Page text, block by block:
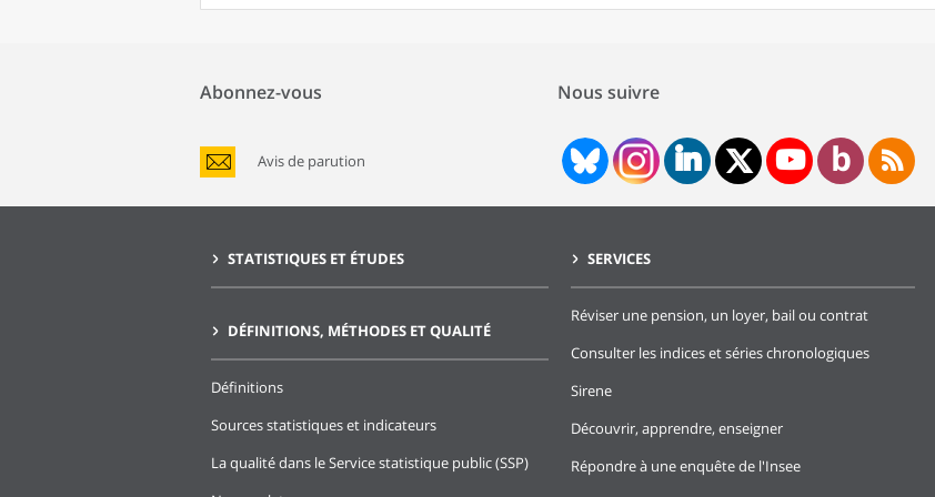
Abonnez-vous
Avis de parution
Nous suivre
STATISTIQUES ET ÉTUDES
DÉFINITIONS, MÉTHODES ET QUALITÉ
Définitions
Sources statistiques et indicateurs
La qualité dans le Service statistique public (SSP)
SERVICES
Réviser une pension, un loyer, bail ou contrat
Consulter les indices et séries chronologiques
Sirene
Découvrir, apprendre, enseigner
Répondre à une enquête de l'Insee